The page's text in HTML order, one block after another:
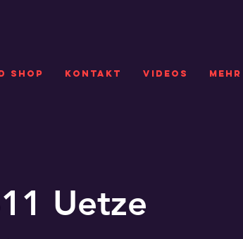
SHOP Kontakt VIDEOS Mehr
Uetze